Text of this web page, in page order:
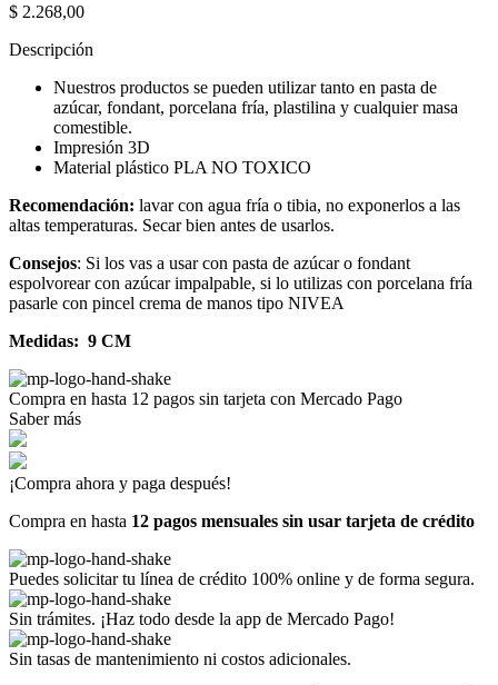
$ 2.268,00
Descripción
Nuestros productos se pueden utilizar tanto en pasta de
azúcar, fondant, porcelana fría, plastilina y cualquier masa
comestible.
Impresión 3D
Material plástico PLA NO TOXICO
Recomendación: lavar con agua fría o tibia, no exponerlos a las
altas temperaturas. Secar bien antes de usarlos.
Consejos: Si los vas a usar con pasta de azúcar o fondant
espolvorear con azúcar impalpable, si lo utilizas con porcelana fría
pasarle con pincel crema de manos tipo NIVEA
Medidas: 9 CM
Compra en hasta 12 pagos sin tarjeta con Mercado Pago
Saber más
¡Compra ahora y paga después!
Compra en hasta 12 pagos mensuales sin usar tarjeta de crédito
Puedes solicitar tu línea de crédito 100% online y de forma segura.
Sin trámites. ¡Haz todo desde la app de Mercado Pago!
Sin tasas de mantenimiento ni costos adicionales.